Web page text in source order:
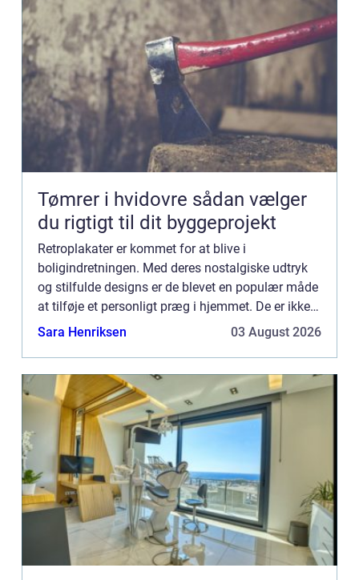
Tømrer i hvidovre sådan vælger
du rigtigt til dit byggeprojekt
Retroplakater er kommet for at blive i
boligindretningen. Med deres nostalgiske udtryk
og stilfulde designs er de blevet en populær måde
at tilføje et personligt præg i hjemmet. De er ikke
kun en dekoration til væggen, men en form for
Sara Henriksen 03 August 2026